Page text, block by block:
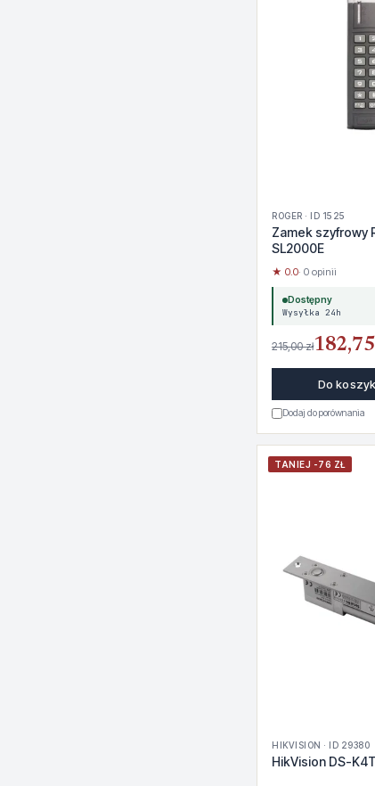
ROGER · ID 1525
Zamek szyfrowy
SL2000E
★ 0.0· 0 opinii
Dostępny
Wysyłka 24h
215,00 zł182,75
Do
Dodaj do porównania
TANIEJ -76 ZŁ
HIKVISION · ID 29380
HikVision DS-